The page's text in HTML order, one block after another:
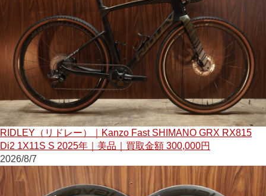
RIDLEY（リドレー）｜Kanzo Fast SHIMANO GRX RX815
Di2 1X11S S 2025年｜美品｜買取金額 300,000円
2026/8/7